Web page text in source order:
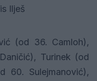
Ilješ
(od 36. Camloh),
Turinek (od
60. Sulejmanović),